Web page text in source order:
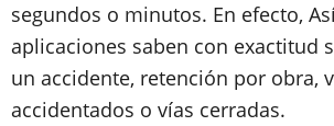
segundos o minutos. En efecto,
aplicaciones saben con exactitud
un accidente, retención por obra,
accidentados o vías cerradas.